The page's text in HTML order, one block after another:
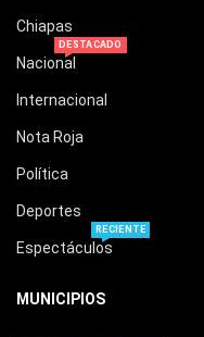
Chiapas
Nacional
DESTACADO
Internacional
Nota Roja
Política
Deportes
Espectáculos
RECIENTE
MUNICIPIOS